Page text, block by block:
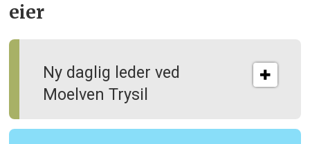
eier
Ny daglig leder ved
Moelven Trysil